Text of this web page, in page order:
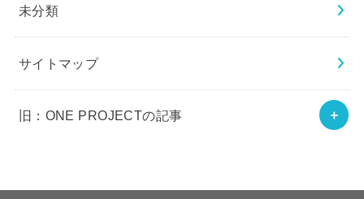
未分類
サイトマップ
旧：ONE PROJECTの記事